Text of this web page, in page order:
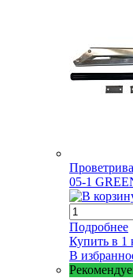
05-1
Подробнее
Купить в 1
В